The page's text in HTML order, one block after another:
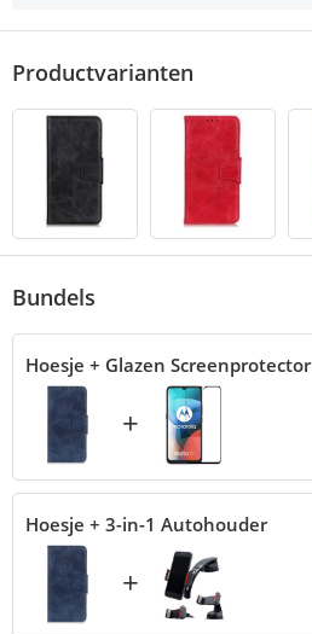
Productvarianten
Bundels
Hoesje + Glazen Screenprotector
+
Hoesje + 3-in-1 Autohouder
+